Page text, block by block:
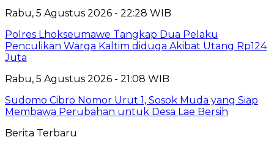
Rabu, 5 Agustus 2026 - 22:28 WIB
Polres Lhokseumawe Tangkap Dua Pelaku
Penculikan Warga Kaltim diduga Akibat Utang Rp124
Juta
Rabu, 5 Agustus 2026 - 21:08 WIB
Sudomo Cibro Nomor Urut 1, Sosok Muda yang Siap
Membawa Perubahan untuk Desa Lae Bersih
Berita Terbaru